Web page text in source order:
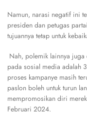
Namun, narasi negatif ini
presiden dan petugas
tujuannya tetap untuk
Nah, polemik lainnya juga
pada sosial media adalah
proses kampanye masih
paslon boleh untuk turun
mempromosikan diri
Februari 2024.